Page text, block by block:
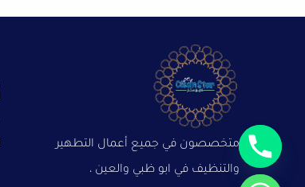
متخصصون في جميع أعمال التطهير
والتنظيف في ابو ظبي والعين ،